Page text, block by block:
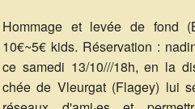
Hommage et levée de fond
10€~5€ kids. Réservation :
ce samedi 13/10///18h, en la
chée de Vleurgat (Flagey) lui